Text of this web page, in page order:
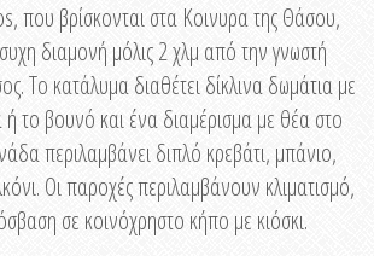
που βρίσκονται στα Κοινυρα της Θάσου,
διαμονή μόλις 2 χλμ από την γνωστή
Το κατάλυμα διαθέτει δίκλινα δωμάτια με
το βουνό και ένα διαμέρισμα με θέα στο
περιλαμβάνει διπλό κρεβάτι, μπάνιο,
Οι παροχές περιλαμβάνουν κλιματισμό,
σε κοινόχρηστο κήπο με κιόσκι.